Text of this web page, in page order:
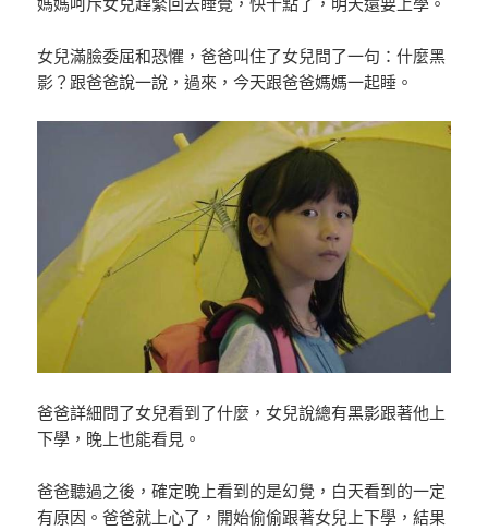
女兒滿臉委屈和恐懼，爸爸叫住了女兒問了一句：什麼黑
影？跟爸爸說一說，過來，今天跟爸爸媽媽一起睡。
爸爸詳細問了女兒看到了什麼，女兒說總有黑影跟著他上
下學，晚上也能看見。
爸爸聽過之後，確定晚上看到的是幻覺，白天看到的一定
有原因。爸爸就上心了，開始偷偷跟著女兒上下學，結果